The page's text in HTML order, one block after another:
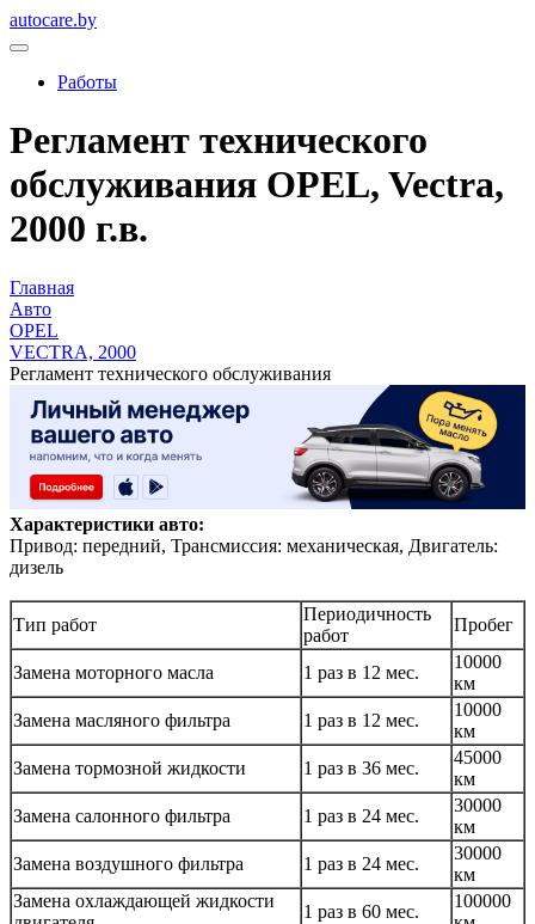
autocare.by
Работы
Регламент технического
обслуживания OPEL, Vectra,
2000 г.в.
Главная
Авто
OPEL
VECTRA, 2000
Регламент технического обслуживания
Характеристики авто:
Привод: передний, Трансмиссия: механическая, Двигатель:
дизель
Тип работ
Периодичность
работ
Пробег
Замена моторного масла 1 раз в 12 мес.
10000
км
Замена масляного фильтра
1 раз в 12 мес.
10000
км
Замена тормозной жидкости
1 раз в 36 мес.
45000
км
Замена салонного фильтра
1 раз в 24 мес.
30000
км
Замена воздушного фильтра
1 раз в 24 мес.
30000
км
Замена охлаждающей жидкости
1 раз в 60 мес.
100000